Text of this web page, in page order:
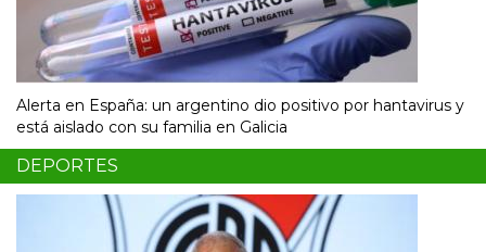
Alerta en España: un argentino dio positivo por hantavirus y
está aislado con su familia en Galicia
DEPORTES